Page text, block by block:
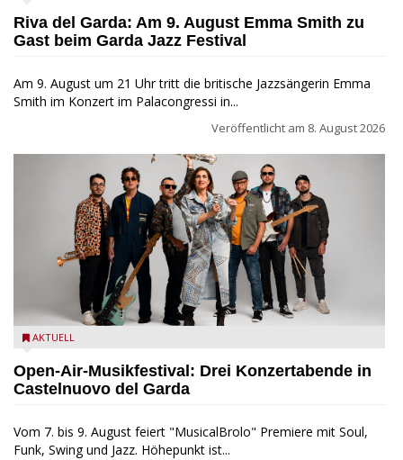
Riva del Garda: Am 9. August Emma Smith zu
Gast beim Garda Jazz Festival
Am 9. August um 21 Uhr tritt die britische Jazzsängerin Emma
Smith im Konzert im Palacongressi in...
Veröffentlicht am 8. August 2026
Castelnuovo del Garda: Die "Dirotta su Cuba" zu Gast beim
AKTUELL
Open-Air-Musikfestival: Drei Konzertabende in
Castelnuovo del Garda
Vom 7. bis 9. August feiert "MusicalBrolo" Premiere mit Soul,
Funk, Swing und Jazz. Höhepunkt ist...